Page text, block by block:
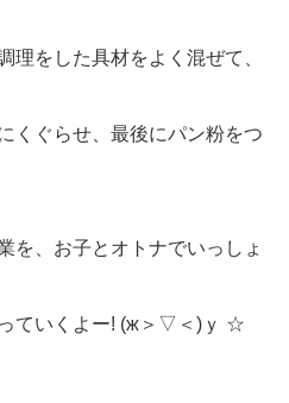
理をした具材をよく混ぜて、
くぐらせ、最後にパン粉をつ
を、お子とオトナでいっしょ
ていくよー! (ж＞▽＜)ｙ ☆